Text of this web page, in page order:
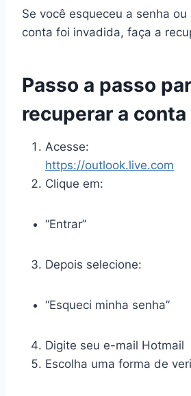
Se você esqueceu a senha
conta foi invadida, faça a
Passo a passo
recuperar a conta
Acesse:
https://outlook.live.com
Clique em:
“Entrar”
Depois selecione:
“Esqueci minha senha”
Digite seu e-mail Hotmail
Escolha uma forma de